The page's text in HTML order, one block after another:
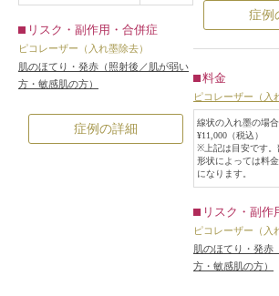
リスク・副作用・合併症
ピコレーザー（入れ墨除去）
肌のほてり・発赤（照射後／肌が弱い
方・敏感肌の方）
症例の詳細
症例
料金
ピコレーザー（入
線状の入れ墨の場
¥11,000（税込）
※上記は目安です。
形状によっては料
になります。
リスク・副作
ピコレーザー（入
肌のほてり・発赤
方・敏感肌の方）